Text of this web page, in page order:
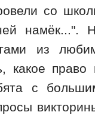
со
намёк...".
из
какое право
с